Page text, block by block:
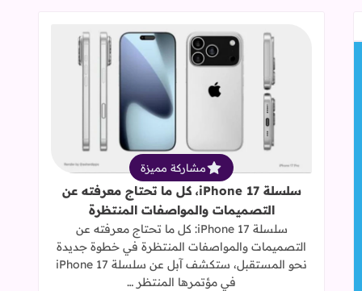
قراءة المزيد عن سلسلة iPhone 17، كل ما تحتاج معرفته عن التصميمات والمواصفات المنتظرة
مشاركة مميزة
سلسلة iPhone 17، كل ما تحتاج معرفته عن
التصميمات والمواصفات المنتظرة
سلسلة iPhone 17: كل ما تحتاج معرفته عن
التصميمات والمواصفات المنتظرة في خطوة جديدة
نحو المستقبل، ستكشف آبل عن سلسلة iPhone 17
في مؤتمرها المنتظر …